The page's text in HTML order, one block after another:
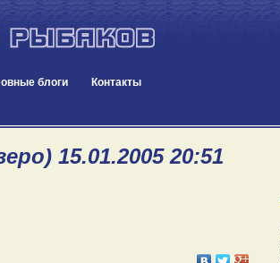
блоги Контакты
15.01.2005 20:51